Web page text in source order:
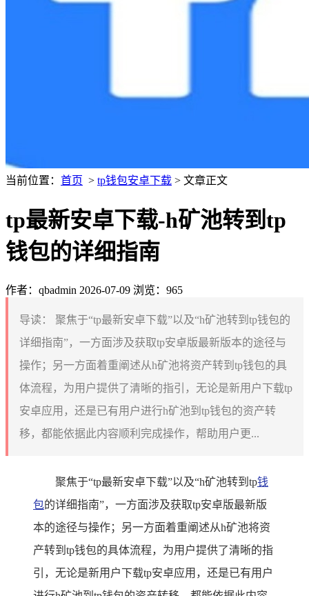
当前位置： 首页 > tp钱包安卓下载 > 文章正文
tp最新安卓下载-h矿池转到tp
钱包的详细指南
作者：qbadmin 2026-07-09 浏览：965
导读：
聚焦于“tp最新安卓下载”以及“h矿池转到tp钱包的
详细指南”，一方面涉及获取tp安卓版最新版本的途径与
操作；另一方面着重阐述从h矿池将资产转到tp钱包的具
体流程，为用户提供了清晰的指引，无论是新用户下载tp
安卓应用，还是已有用户进行h矿池到tp钱包的资产转
移，都能依据此内容顺利完成操作，帮助用户更...
聚焦于“tp最新安卓下载”以及“h矿池转到tp钱
包的详细指南”，一方面涉及获取tp安卓版最新版
本的途径与操作；另一方面着重阐述从h矿池将资
产转到tp钱包的具体流程，为用户提供了清晰的指
引，无论是新用户下载tp安卓应用，还是已有用户